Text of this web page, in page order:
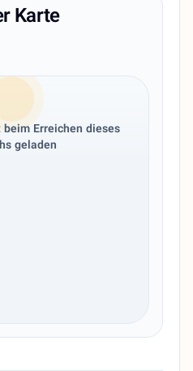
Karte
Erreichen dieses
geladen